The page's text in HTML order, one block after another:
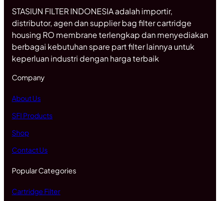
STASIUN FILTER INDONESIA adalah importir,
distributor, agen dan supplier bag filter cartridge
housing RO membrane terlengkap dan menyediakan
berbagai kebutuhan spare part filter lainnya untuk
keperluan industri dengan harga terbaik
Company
About Us
SFI Products
Shop
Contact Us
Popular Categories
Cartridge Filter